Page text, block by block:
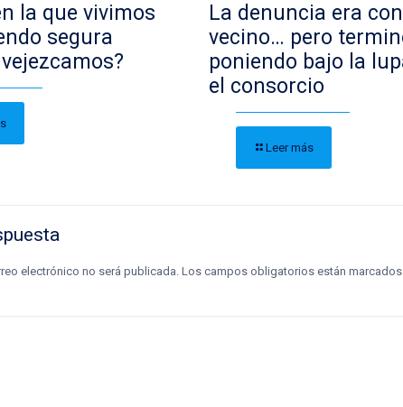
la que vivimos
segura
La denuncia era
vecino… pero
poniendo bajo la
el consorcio
Leer más
electrónico no será publicada.Los campos obligatorios están